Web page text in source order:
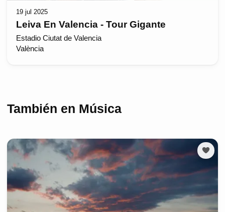
19 jul 2025
Leiva En Valencia - Tour Gigante
Estadio Ciutat de Valencia
València
También en Música